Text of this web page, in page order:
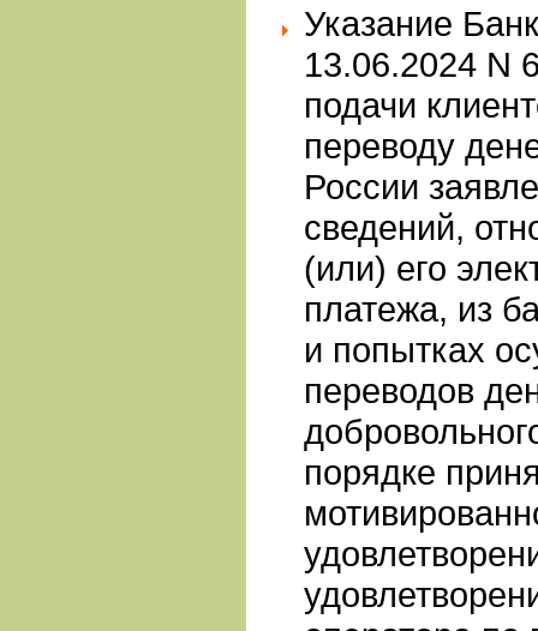
Указание
13.06.2024 N
подачи
переводу
России
сведений,
(или) его
платежа, из
и попытках
переводов
порядке